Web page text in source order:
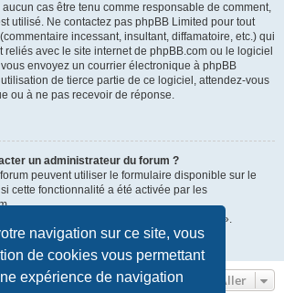
navigation sur ce site, vous
de cookies vous permettant
expérience de navigation
cas être tenu comme responsable de comment,
utilisé. Ne contactez pas phpBB Limited pour tout
incessant, insultant, diffamatoire, etc.) qui
reliés avec le site internet de phpBB.com ou le logiciel
envoyez un courrier électronique à phpBB
de tierce partie de ce logiciel, attendez-vous
ou à ne pas recevoir de réponse.
un administrateur du forum ?
peuvent utiliser le formulaire disponible sur le
cette fonctionnalité a été activée par les
peuvent également utiliser le lien « L’équipe ».
Aller